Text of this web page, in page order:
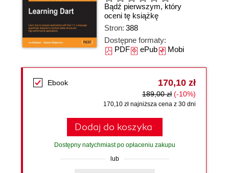
Bądź pierwszym, który
oceni tę książkę
Stron: 388
Dostępne formaty:
PDFePubMobi
Ebook 170,10 zł
189,00 zł (-10%)
170,10 zł najniższa cena z 30 dni
Dodaj do koszyka
Dostępny natychmiast po opłaceniu zakupu
lub